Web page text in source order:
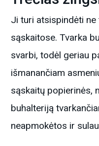
Ji turi atsispindėti
sąskaitose. Tvarka
svarbi, todėl geriau
išmanančiam
sąskaitų popierinės,
buhalteriją
neapmokėtos ir